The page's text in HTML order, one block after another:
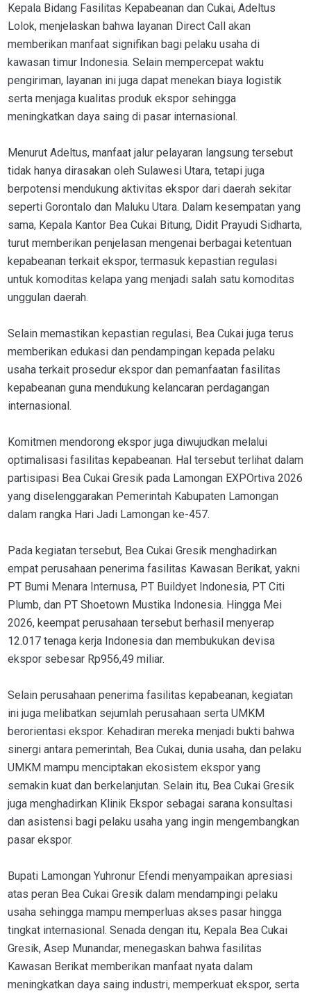
Kepala Bidang Fasilitas Kepabeanan dan Cukai, Adeltus
Lolok, menjelaskan bahwa layanan Direct Call akan
memberikan manfaat signifikan bagi pelaku usaha di
kawasan timur Indonesia. Selain mempercepat waktu
pengiriman, layanan ini juga dapat menekan biaya logistik
serta menjaga kualitas produk ekspor sehingga
meningkatkan daya saing di pasar internasional.
Menurut Adeltus, manfaat jalur pelayaran langsung tersebut
tidak hanya dirasakan oleh Sulawesi Utara, tetapi juga
berpotensi mendukung aktivitas ekspor dari daerah sekitar
seperti Gorontalo dan Maluku Utara. Dalam kesempatan yang
sama, Kepala Kantor Bea Cukai Bitung, Didit Prayudi Sidharta,
turut memberikan penjelasan mengenai berbagai ketentuan
kepabeanan terkait ekspor, termasuk kepastian regulasi
untuk komoditas kelapa yang menjadi salah satu komoditas
unggulan daerah.
Selain memastikan kepastian regulasi, Bea Cukai juga terus
memberikan edukasi dan pendampingan kepada pelaku
usaha terkait prosedur ekspor dan pemanfaatan fasilitas
kepabeanan guna mendukung kelancaran perdagangan
internasional.
Komitmen mendorong ekspor juga diwujudkan melalui
optimalisasi fasilitas kepabeanan. Hal tersebut terlihat dalam
partisipasi Bea Cukai Gresik pada Lamongan EXPOrtiva 2026
yang diselenggarakan Pemerintah Kabupaten Lamongan
dalam rangka Hari Jadi Lamongan ke-457.
Pada kegiatan tersebut, Bea Cukai Gresik menghadirkan
empat perusahaan penerima fasilitas Kawasan Berikat, yakni
PT Bumi Menara Internusa, PT Buildyet Indonesia, PT Citi
Plumb, dan PT Shoetown Mustika Indonesia. Hingga Mei
2026, keempat perusahaan tersebut berhasil menyerap
12.017 tenaga kerja Indonesia dan membukukan devisa
ekspor sebesar Rp956,49 miliar.
Selain perusahaan penerima fasilitas kepabeanan, kegiatan
ini juga melibatkan sejumlah perusahaan serta UMKM
berorientasi ekspor. Kehadiran mereka menjadi bukti bahwa
sinergi antara pemerintah, Bea Cukai, dunia usaha, dan pelaku
UMKM mampu menciptakan ekosistem ekspor yang
semakin kuat dan berkelanjutan. Selain itu, Bea Cukai Gresik
juga menghadirkan Klinik Ekspor sebagai sarana konsultasi
dan asistensi bagi pelaku usaha yang ingin mengembangkan
pasar ekspor.
Bupati Lamongan Yuhronur Efendi menyampaikan apresiasi
atas peran Bea Cukai Gresik dalam mendampingi pelaku
usaha sehingga mampu memperluas akses pasar hingga
tingkat internasional. Senada dengan itu, Kepala Bea Cukai
Gresik, Asep Munandar, menegaskan bahwa fasilitas
Kawasan Berikat memberikan manfaat nyata dalam
meningkatkan daya saing industri, memperkuat ekspor, serta